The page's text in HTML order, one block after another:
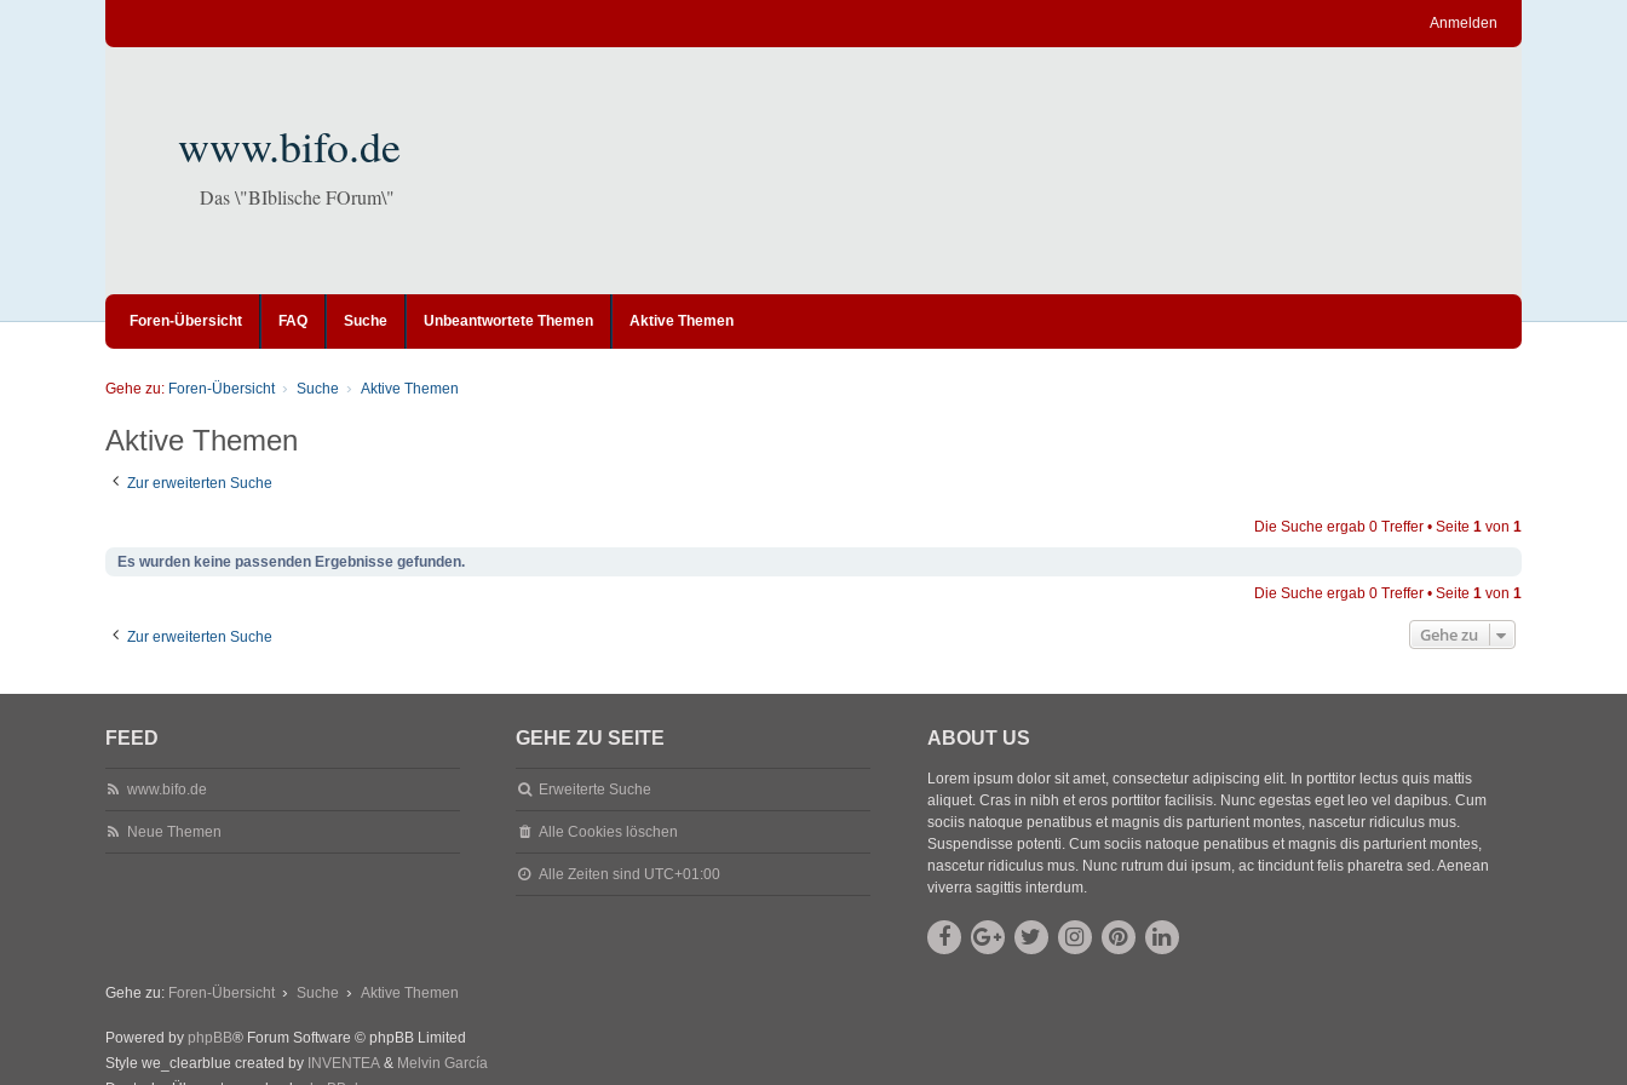
Anmelden
www.bifo.de
Das \"BIblische FOrum\"
Foren-Übersicht FAQ Suche Unbeantwortete Themen Aktive Themen
Gehe zu: Foren-Übersicht Suche Aktive Themen
Aktive Themen
Zur erweiterten Suche
Die Suche ergab 0 Treffer • Seite 1 von 1
Es wurden keine passenden Ergebnisse gefunden.
Die Suche ergab 0 Treffer • Seite 1 von 1
Zur erweiterten Suche Gehe zu
FEED
www.bifo.de
Neue Themen
GEHE ZU SEITE
Erweiterte Suche
Alle Cookies löschen
Alle Zeiten sind UTC+01:00
ABOUT US
Lorem ipsum dolor sit amet, consectetur adipiscing elit. In porttitor lectus quis mattis
aliquet. Cras in nibh et eros porttitor facilisis. Nunc egestas eget leo vel dapibus. Cum
sociis natoque penatibus et magnis dis parturient montes, nascetur ridiculus mus.
Suspendisse potenti. Cum sociis natoque penatibus et magnis dis parturient montes,
nascetur ridiculus mus. Nunc rutrum dui ipsum, ac tincidunt felis pharetra sed. Aenean
viverra sagittis interdum.
Gehe zu: Foren-Übersicht Suche Aktive Themen
Powered by phpBB® Forum Software © phpBB Limited
Style we_clearblue created by INVENTEA & Melvin García